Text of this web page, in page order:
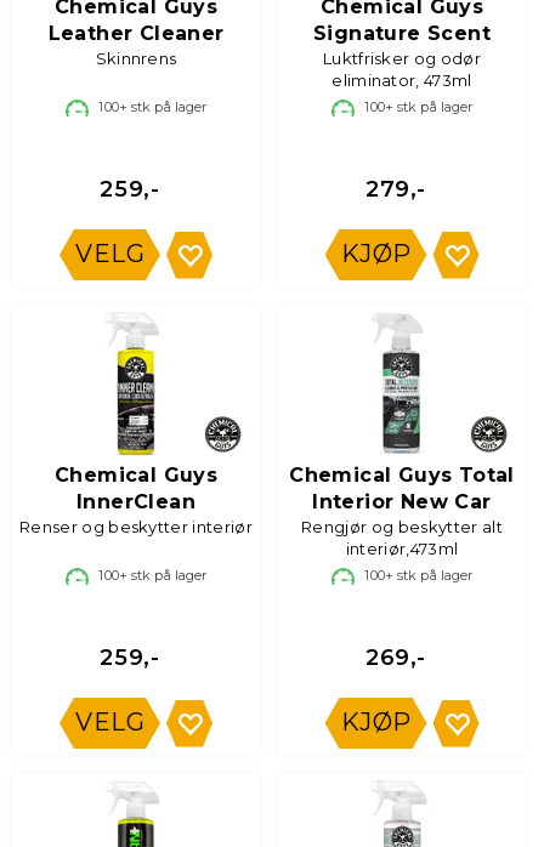
Chemical Guys
Leather Cleaner
Skinnrens
100+ stk på lager
259,-
VELG
Chemical Guys
Signature Scent
Luktfrisker og odør
eliminator, 473ml
100+ stk på lager
279,-
KJØP
Chemical Guys
InnerClean
Renser og beskytter interiør
100+ stk på lager
259,-
VELG
Chemical Guys Total
Interior New Car
Rengjør og beskytter alt
interiør,473ml
100+ stk på lager
269,-
KJØP